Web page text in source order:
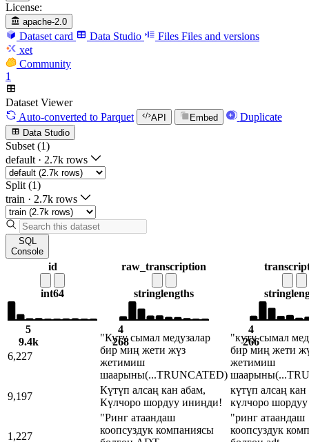
License:
apache-2.0
Dataset card Data Studio Files Files and versions
xet
Community
1
Dataset Viewer
Auto-converted to Parquet API Embed Duplicate
Data Studio
Subset (1)
default · 2.7k rows
Split (1)
train · 2.7k rows
SQL
Console
id
int64
5
9.4k
raw_transcription
stringlengths
4
268
string
4
266
6,227
"Куту сымал медузалар
бир миң жети жүз
жетимиш
шаарыны(...TRUNCATED)
"куту сымал
бир миң жети
жетимиш
шаарыны
9,197
Күтүп алсаң кан абам,
Күлчоро шордуу иниңди!
күтүп алсаң кан
күлчоро
1,227
"Ринг атаандаш
коопсуздук компаниясы
"ринг атаандаш
коопсуздук